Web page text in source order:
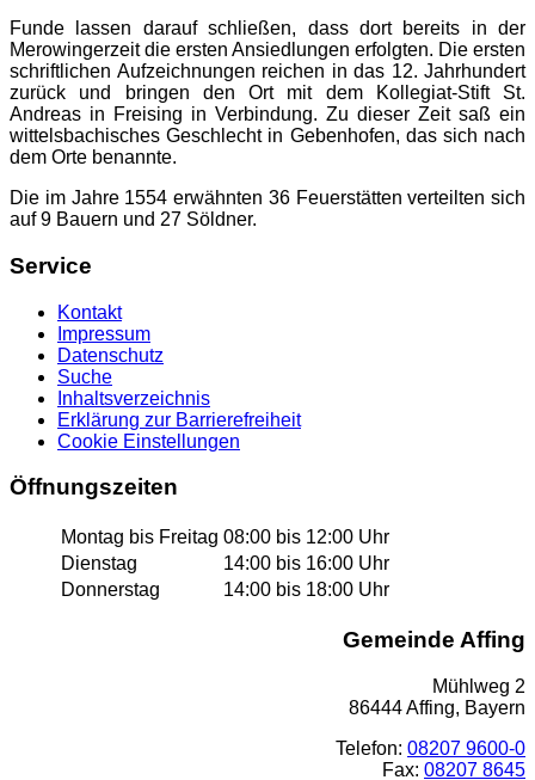
Funde lassen darauf schließen, dass dort bereits in der
Merowingerzeit die ersten Ansiedlungen erfolgten. Die ersten
schriftlichen Aufzeichnungen reichen in das 12. Jahrhundert
zurück und bringen den Ort mit dem Kollegiat-Stift St.
Andreas in Freising in Verbindung. Zu dieser Zeit saß ein
wittelsbachisches Geschlecht in Gebenhofen, das sich nach
dem Orte benannte.
Die im Jahre 1554 erwähnten 36 Feuerstätten verteilten sich
auf 9 Bauern und 27 Söldner.
Service
Kontakt
Impressum
Datenschutz
Suche
Inhaltsverzeichnis
Erklärung zur Barrierefreiheit
Cookie Einstellungen
Öffnungszeiten
Montag bis Freitag 08:00 bis 12:00 Uhr
Dienstag
14:00 bis 16:00 Uhr
Donnerstag
14:00 bis 18:00 Uhr
Gemeinde Affing
Mühlweg 2
86444 Affing, Bayern
Telefon: 08207 9600-0
Fax: 08207 8645